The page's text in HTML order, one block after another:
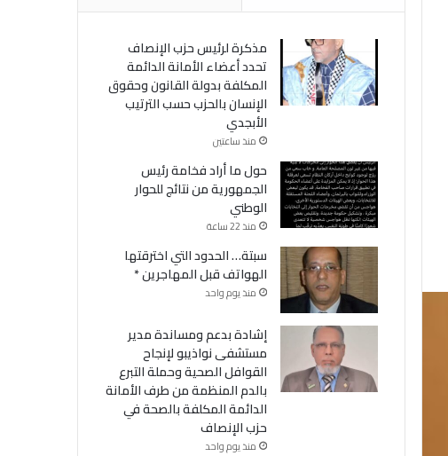
مذكرة لرئيس حزب الإنصاف
تحدد أعضاء الأمانة الدائمة
المكلفة بدولة القانون وحقوق
الإنسان بالحزب حسب الترتيب
الأبجدي
منذ ساعتين
حول ما أراد فخامة رئيس
الجمهورية من نتائج للحوار
الوطني
منذ 22 ساعة
سبتة… الحدود التي اخترقتها
الهواتف قبل المهاجرين *
منذ يوم واحد
إشادة بدعم ومساندة مدير
مستشفى نواذيبو لإنجاح
القوافل الصحية وحملة التبرع
بالدم المنظمة من طرف الأمانة
الدائمة المكلفة بالصحة في
حزب الإنصاف
منذ يوم واحد